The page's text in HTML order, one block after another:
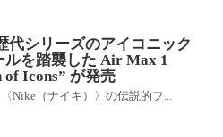
代シリーズのアイコニック
ルを踏襲した Air Max 1
Icons” が発売
〈Nike（ナイキ）〉の伝説的フ...